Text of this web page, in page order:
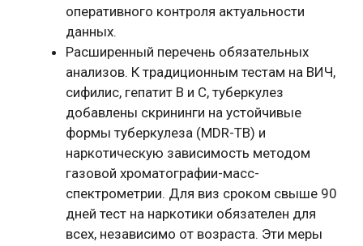
оперативного контроля актуальности
данных.
Расширенный перечень обязательных
анализов. К традиционным тестам на ВИЧ,
сифилис, гепатит B и C, туберкулез
добавлены скрининги на устойчивые
формы туберкулеза (MDR-TB) и
наркотическую зависимость методом
газовой хроматографии-масс-
спектрометрии. Для виз сроком свыше 90
дней тест на наркотики обязателен для
всех, независимо от возраста. Эти меры